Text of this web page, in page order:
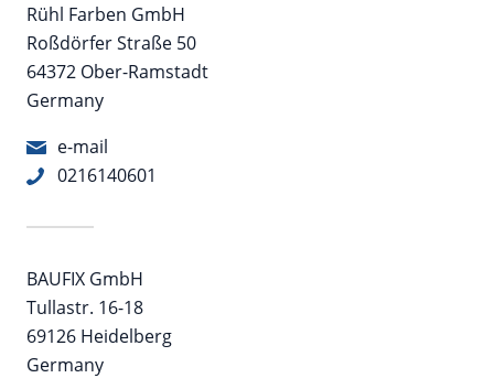
Rühl Farben GmbH
Roßdörfer Straße 50
64372 Ober-Ramstadt
Germany
e-mail
0216140601
BAUFIX GmbH
Tullastr. 16-18
69126 Heidelberg
Germany